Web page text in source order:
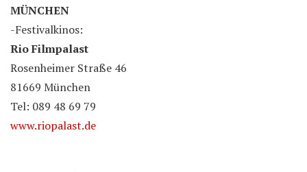
MÜNCHEN
-Festivalkinos:
Rio Filmpalast
Rosenheimer Straße 46
81669 München
Tel: 089 48 69 79
www.riopalast.de